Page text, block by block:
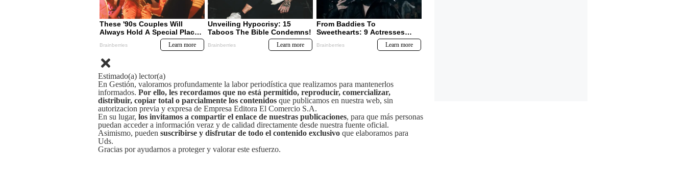
Estimado(a) lector(a)
En Gestión, valoramos profundamente la labor periodística que realizamos para mantenerlos
informados. Por ello, les recordamos que no está permitido, reproducir, comercializar,
distribuir, copiar total o parcialmente los contenidos que publicamos en nuestra web, sin
autorizacion previa y expresa de Empresa Editora El Comercio S.A.
En su lugar, los invitamos a compartir el enlace de nuestras publicaciones, para que más personas
puedan acceder a información veraz y de calidad directamente desde nuestra fuente oficial.
Asimismo, pueden suscribirse y disfrutar de todo el contenido exclusivo que elaboramos para
Uds.
Gracias por ayudarnos a proteger y valorar este esfuerzo.